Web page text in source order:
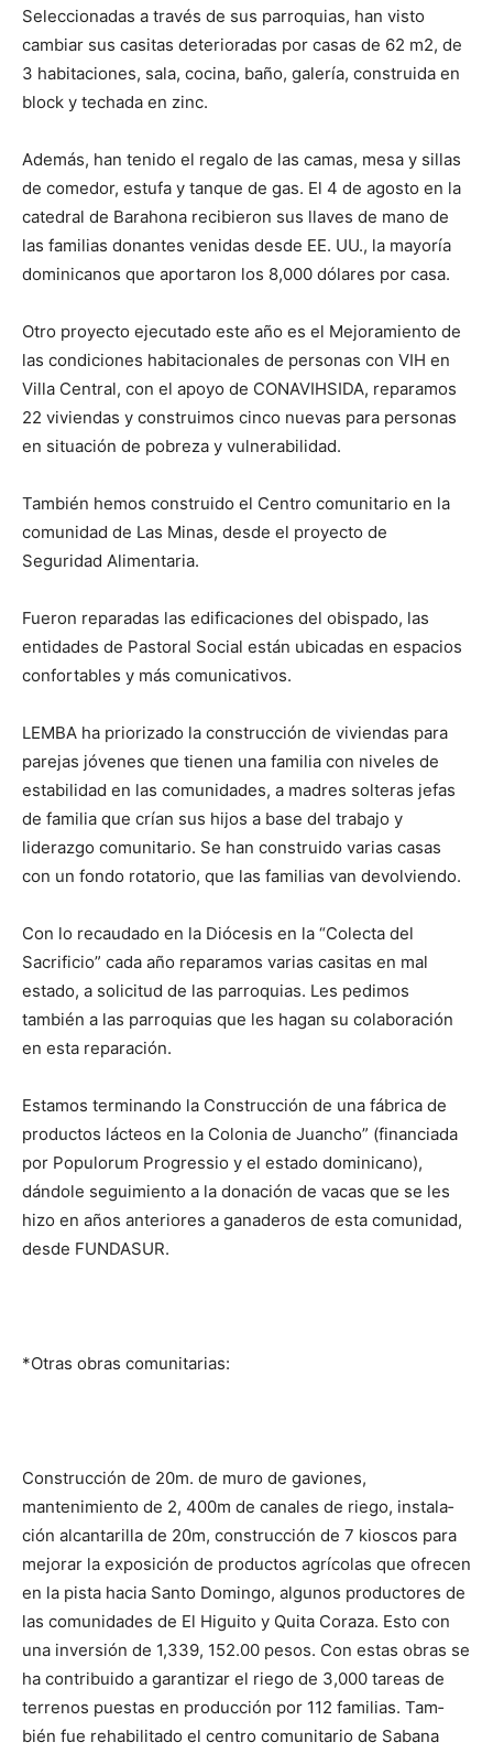
Seleccionadas a través de sus parroquias, han visto
cambiar sus casitas deterioradas por casas de 62 m2, de
3 habitaciones, sala, cocina, baño, galería, construida en
block y techada en zinc.
Además, han tenido el regalo de las camas, mesa y sillas
de comedor, estufa y tanque de gas. El 4 de agosto en la
catedral de Barahona recibieron sus llaves de mano de
las fa­mi­lias donantes venidas desde EE. UU., la mayoría
dominicanos que aportaron los 8,000 dólares por casa.
Otro proyecto ejecutado este año es el Mejoramiento de
las condicio­nes habitacionales de personas con VIH en
Villa Central, con el apoyo de CONAVIHSIDA, reparamos
22 vi­viendas y construimos cinco nuevas para personas
en situación de po­breza y vulnerabilidad.
También hemos construido el Centro comunitario en la
comunidad de Las Minas, desde el proyecto de
Seguridad Alimentaria.
Fueron reparadas las edificacio­nes del obispado, las
entidades de Pastoral Social están ubicadas en espacios
confortables y más comunicativos.
LEMBA ha priorizado la cons­trucción de viviendas para
parejas jóvenes que tienen una familia con niveles de
estabilidad en las comunidades, a madres solteras jefas
de familia que crían sus hijos a base del trabajo y
liderazgo comunitario. Se han construido varias casas
con un fondo rotatorio, que las familias van devolviendo.
Con lo recaudado en la Diócesis en la “Colecta del
Sacrificio” cada año reparamos varias casitas en mal
estado, a solicitud de las parroquias. Les pedimos
también a las parroquias que les hagan su colaboración
en esta reparación.
Estamos terminando la Construc­ción de una fábrica de
productos lác­teos en la Colonia de Juancho” (fi­nanciada
por Populorum Progressio y el estado dominicano),
dándole seguimiento a la donación de vacas que se les
hizo en años anteriores a ganaderos de esta comunidad,
desde FUNDASUR.
*Otras obras comunitarias:
Cons­trucción de 20m. de muro de gaviones,
mantenimiento de 2, 400m de canales de riego, instala­
ción alcantarilla de 20m, construcción de 7 kioscos para
mejorar la ex­posición de productos agrícolas que ofrecen
en la pista hacia Santo Do­min­go, algunos productores de
las comunidades de El Higuito y Quita Cora­za. Esto con
una inversión de 1,339, 152.00 pesos. Con estas obras se
ha contribuido a garantizar el rie­go de 3,000 tareas de
terrenos puestas en producción por 112 familias. Tam­
bién fue rehabilitado el centro comunitario de Sabana